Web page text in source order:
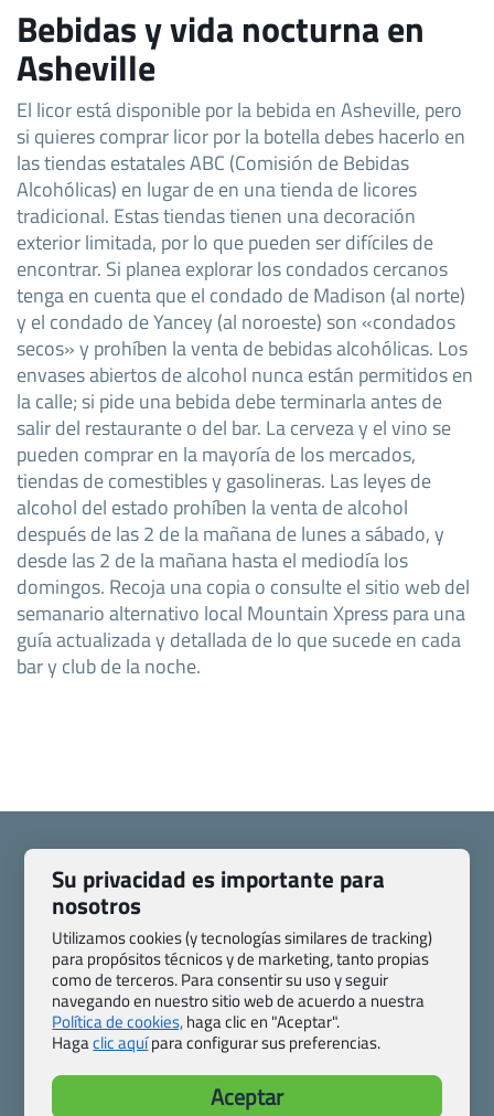
Bebidas y vida nocturna en
Asheville
El licor está disponible por la bebida en Asheville, pero
si quieres comprar licor por la botella debes hacerlo en
las tiendas estatales ABC (Comisión de Bebidas
Alcohólicas) en lugar de en una tienda de licores
tradicional. Estas tiendas tienen una decoración
exterior limitada, por lo que pueden ser difíciles de
encontrar. Si planea explorar los condados cercanos
tenga en cuenta que el condado de Madison (al norte)
y el condado de Yancey (al noroeste) son «condados
secos» y prohíben la venta de bebidas alcohólicas. Los
envases abiertos de alcohol nunca están permitidos en
la calle; si pide una bebida debe terminarla antes de
salir del restaurante o del bar. La cerveza y el vino se
pueden comprar en la mayoría de los mercados,
tiendas de comestibles y gasolineras. Las leyes de
alcohol del estado prohíben la venta de alcohol
después de las 2 de la mañana de lunes a sábado, y
desde las 2 de la mañana hasta el mediodía los
domingos. Recoja una copia o consulte el sitio web del
semanario alternativo local Mountain Xpress para una
guía actualizada y detallada de lo que sucede en cada
bar y club de la noche.
Pasaporte, Visado, Salud y otras disposiciones específicas
Blog de Viajes.com
Registro de agencias
Preguntas frecuentes
Condiciones generales
Política de privacidad y cookies
Transparencia
Viajes.com
Su privacidad es importante para
nosotros
Utilizamos cookies (y tecnologías similares de tracking)
para propósitos técnicos y de marketing, tanto propias
como de terceros. Para consentir su uso y seguir
navegando en nuestro sitio web de acuerdo a nuestra
Política de cookies,haga clic en "Aceptar".
Hagaclic aquípara configurar sus preferencias.
Aceptar